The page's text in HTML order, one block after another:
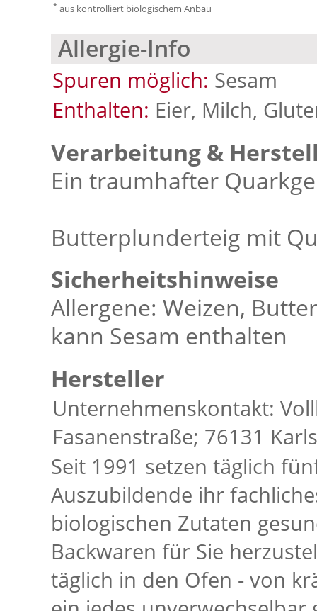
*aus kontrolliert biologischem Anbau
Allergie-Info
Spuren möglich: Sesam
Enthalten: Eier, Milch,
Verarbeitung &
Ein traumhafter
Butterplunderteig mit
Sicherheitshinweise
Allergene: Weizen,
kann Sesam enthalten
Hersteller
Unternehmenskontakt:
Fasanenstraße; 76131
Seit 1991 setzen täglich
Auszubildende ihr
biologischen Zutaten
Backwaren für Sie
täglich in den Ofen - von